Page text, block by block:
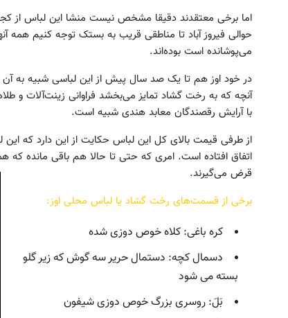
اما برخی معتقدند دقیقا مشخص نیست منشا این لباس از
حوالی فیروز آباد تا مناطقی قریب به بستک توجه کنیم همه
می‌پوشانده است بوده‌اند.
در خود اوز هم تا یک صد سال پیش از این لباسی شبیه
آنچه که به رخت گشاد تمایز می‌بخشد فراوانی زینت‌آلات و
با آرایش رقصندگان معابد هندی شبیه است.
از طرفی قیمت بالای کل این لباس حکایت از این دارد که
اتفاق افتاده است. امری که حتی تا حالا هم باقی مانده که
قرض می‌گیرند.
برخی از قسمت‌های رخت گشاد یا لباس محلی اوز:
کره باغی: کلاه خوص دوزی شده
دسمال کچه: دستمال حریر سه گوش که زیر گلو
بسته می شود
بَلَ: روسری بزرگ خوص دوزی شیفون